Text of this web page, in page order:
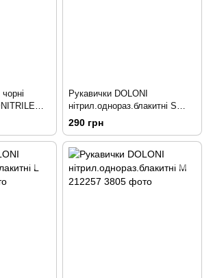
210607
Рукавички DOLONI
нітрил.однораз.блакитні S
212179
290 грн